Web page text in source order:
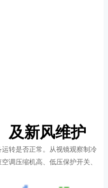
及新风维护
转是否正常。从视镜观察制冷
调压缩机高、低压保护开关、